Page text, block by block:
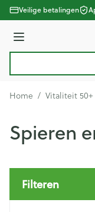
Ga naar de inhoud
Veilige betalingen
Menu
Home / Vitaliteit 50+
Spieren
Filteren